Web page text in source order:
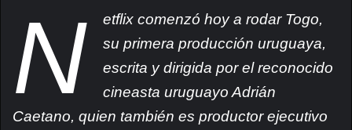
N
etflix comenzó hoy a rodar Togo,
su primera producción uruguaya,
escrita y dirigida por el reconocido
cineasta uruguayo Adrián
Caetano, quien también es productor ejecutivo